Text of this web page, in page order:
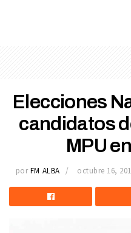
Elecciones
candidatos
MPU
por FM ALBA octubre 16,